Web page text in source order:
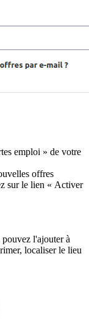
emploi » de votre
offres
sur le lien « Activer
l'ajouter à
localiser le lieu